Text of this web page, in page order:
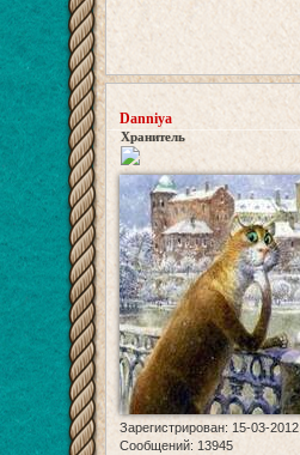
Danniya
Хранитель
Зарегистрирован: 15-03-2012
Сообщений: 13945